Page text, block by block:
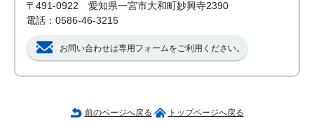
〒491-0922 愛知県一宮市大和町妙興寺2390
電話：0586-46-3215
お問い合わせは専用フォームをご利用ください。
前のページへ戻る トップページへ戻る